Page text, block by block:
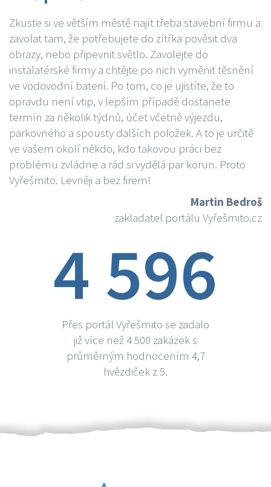
Zkuste si ve větším městě najít třeba stavební firmu a
zavolat tam, že potřebujete do zítřka pověsit dva
obrazy, nebo připevnit světlo. Zavolejte do
instalatérské firmy a chtějte po nich vyměnit těsnění
ve vodovodní baterií. Po tom, co je ujistíte, že to
opravdu není vtip, v lepším případě dostanete
termín za několik týdnů, účet včetně výjezdu,
parkovného a spousty dalších položek. A to je určitě
ve vašem okolí někdo, kdo takovou práci bez
problému zvládne a rád si vydělá par korun. Proto
Vyřešmito. Levněji a bez firem!
Martin Bedroš
zakladatel portálu Vyřešmito.cz
4 596
Přes portál Vyřešmito se zadalo
již více než 4 500 zakázek s
průměrným hodnocením 4,7
hvězdiček z 5.